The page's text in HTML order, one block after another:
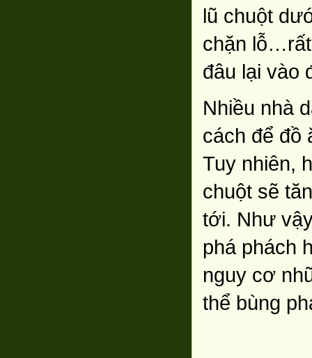
lũ chuột
chặn
đâu lại vào
Nhiều nhà
cách để đồ
Tuy nhiên,
chuột sẽ
tới. Như
phá phách
nguy cơ
thể bùng